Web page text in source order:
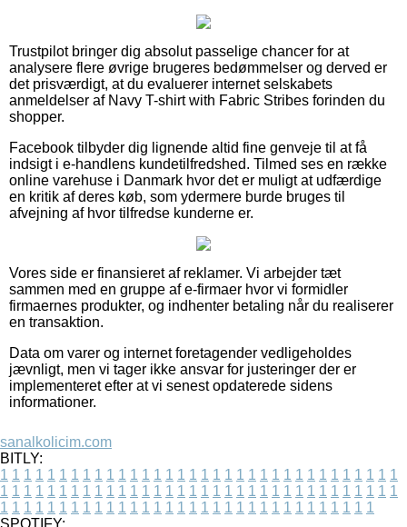
Trustpilot bringer dig absolut passelige chancer for at
analysere flere øvrige brugeres bedømmelser og derved er
det prisværdigt, at du evaluerer internet selskabets
anmeldelser af Navy T-shirt with Fabric Stribes forinden du
shopper.
Facebook tilbyder dig lignende altid fine genveje til at få
indsigt i e-handlens kundetilfredshed. Tilmed ses en række
online varehuse i Danmark hvor det er muligt at udfærdige
en kritik af deres køb, som ydermere burde bruges til
afvejning af hvor tilfredse kunderne er.
Vores side er finansieret af reklamer. Vi arbejder tæt
sammen med en gruppe af e-firmaer hvor vi formidler
firmaernes produkter, og indhenter betaling når du realiserer
en transaktion.
Data om varer og internet foretagender vedligeholdes
jævnligt, men vi tager ikke ansvar for justeringer der er
implementeret efter at vi senest opdaterede sidens
informationer.
sanalkolicim.com
BITLY:
1 1 1 1 1 1 1 1 1 1 1 1 1 1 1 1 1 1 1 1 1 1 1 1 1 1 1 1 1 1 1 1 1 1
1 1 1 1 1 1 1 1 1 1 1 1 1 1 1 1 1 1 1 1 1 1 1 1 1 1 1 1 1 1 1 1 1 1
1 1 1 1 1 1 1 1 1 1 1 1 1 1 1 1 1 1 1 1 1 1 1 1 1 1 1 1 1 1 1 1
SPOTIFY: